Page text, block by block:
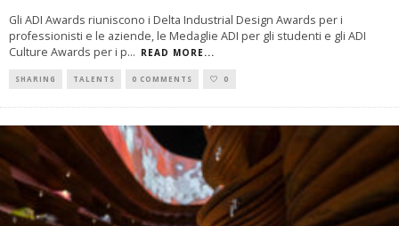
Gli ADI Awards riuniscono i Delta Industrial Design Awards per i
professionisti e le aziende, le Medaglie ADI per gli studenti e gli ADI
Culture Awards per i p... READ MORE...
SHARING TALENTS 0 COMMENTS 0